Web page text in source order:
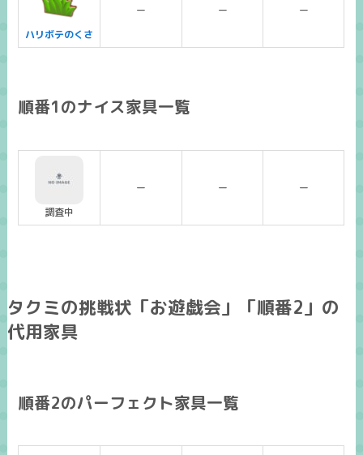
ハリボテのくさ
ー ー ー
順番1のナイス家具一覧
調査中
ー ー ー
タクミの挑戦状「お遊戯会」「順番2」の
代用家具
順番2のパーフェクト家具一覧